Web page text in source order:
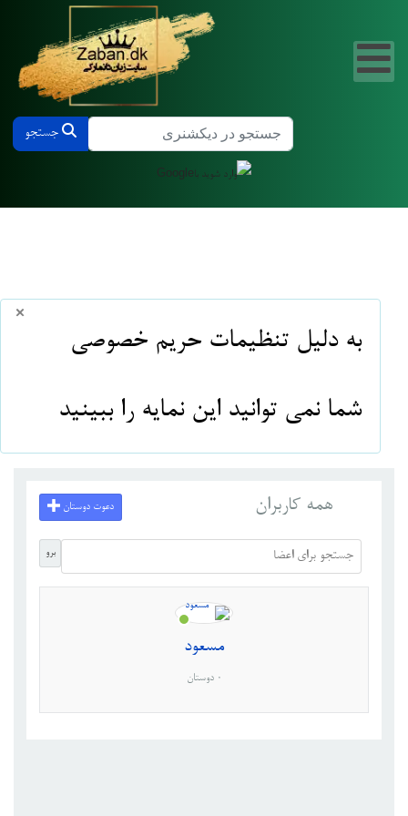
جستجو در دیکشنری دانمارکی و فارسی جستجو
×
info
به دلیل تنظیمات حریم خصوصی
شما نمی توانید این نمایه را ببینید
همه کاربران
برو
دعوت دوستان
مسعود
0 دوستان